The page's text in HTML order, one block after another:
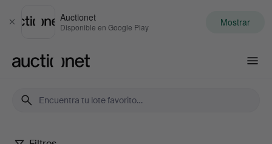
Cerrar
Auctionet
Disponible en Google Play Mostrar